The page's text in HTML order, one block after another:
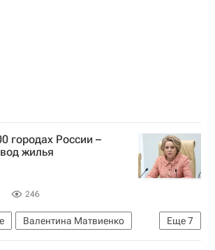
городах России –
жилья
246
Еще7
Валентина Матвиенко
Владимир Путин